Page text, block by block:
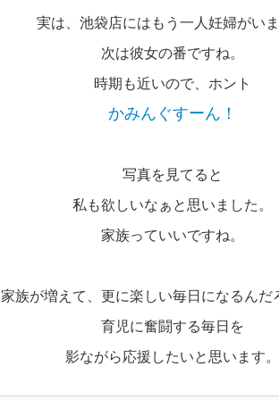
実は、池袋店にはもう一人妊婦がいま
次は彼女の番ですね。
時期も近いので、ホント
かみんぐすーん！
写真を見てると
私も欲しいなぁと思いました。
家族っていいですね。
家族が増えて、更に楽しい毎日になるんだ
育児に奮闘する毎日を
影ながら応援したいと思います。